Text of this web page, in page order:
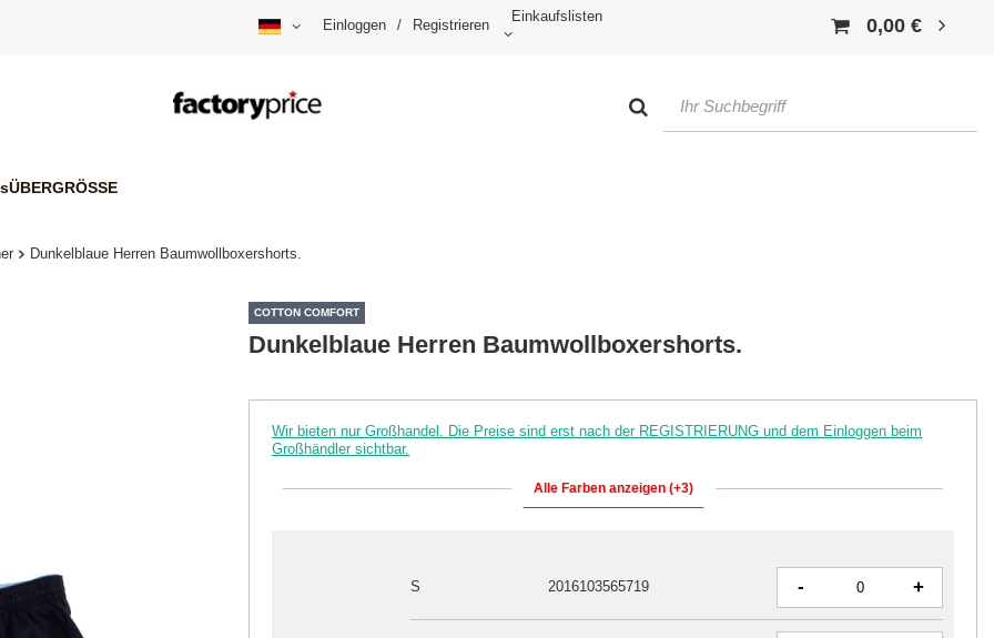
Einloggen / Registrieren
Einkaufslisten 0,00 €
ÜBERGRÖSSE
Dunkelblaue Herren Baumwollboxershorts.
COTTON COMFORT
Dunkelblaue Herren Baumwollboxershorts.
Wir bieten nur Großhandel. Die Preise sind erst nach der REGISTRIERUNG und dem Einloggen beim
Großhändler sichtbar.
Alle Farben anzeigen (+3)
S 2016103565719 - +